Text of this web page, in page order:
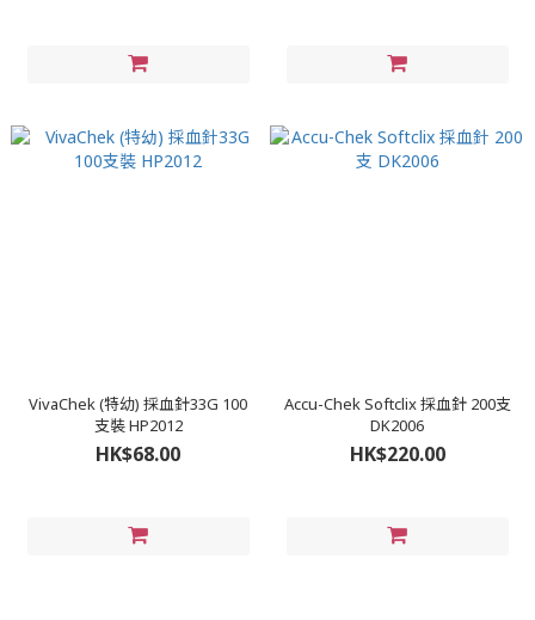
VivaChek (特幼) 採血針33G 100
支裝 HP2012
HK$68.00
Accu-Chek Softclix 採血針 200支
DK2006
HK$220.00